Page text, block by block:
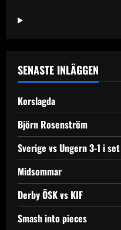
a
i
g
a
t
i
o
n
SENASTE INLÄGGEN
Korslagda
Björn Rosenström
Sverige vs Ungern 3-1 i set
Midsommar
Derby ÖSK vs KIF
Smash into pieces